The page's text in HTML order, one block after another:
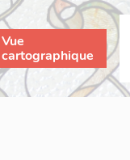
Vue
cartographique